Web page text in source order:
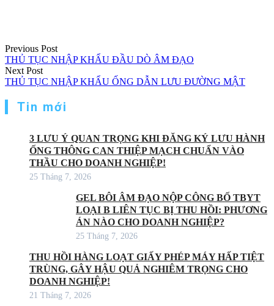
Previous Post
THỦ TỤC NHẬP KHẨU ĐẦU DÒ ÂM ĐẠO
Next Post
THỦ TỤC NHẬP KHẨU ỐNG DẪN LƯU ĐƯỜNG MẬT
Tin mới
3 LƯU Ý QUAN TRỌNG KHI ĐĂNG KÝ LƯU HÀNH
ỐNG THÔNG CAN THIỆP MẠCH CHUẨN VÀO
THẦU CHO DOANH NGHIỆP!
25 Tháng 7, 2026
GEL BÔI ÂM ĐẠO NỘP CÔNG BỐ TBYT
LOẠI B LIÊN TỤC BỊ THU HỒI: PHƯƠNG
ÁN NÀO CHO DOANH NGHIỆP?
25 Tháng 7, 2026
THU HỒI HÀNG LOẠT GIẤY PHÉP MÁY HẤP TIỆT
TRÙNG, GÂY HẬU QUẢ NGHIÊM TRỌNG CHO
DOANH NGHIỆP!
21 Tháng 7, 2026